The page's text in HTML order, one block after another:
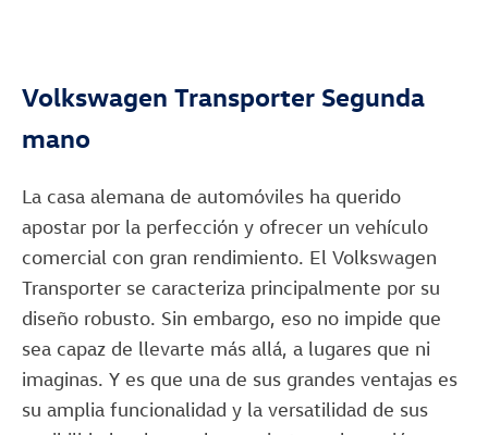
Volkswagen Transporter Segunda
mano
La casa alemana de automóviles ha querido
apostar por la perfección y ofrecer un vehículo
comercial con gran rendimiento. El Volkswagen
Transporter se caracteriza principalmente por su
diseño robusto. Sin embargo, eso no impide que
sea capaz de llevarte más allá, a lugares que ni
imaginas. Y es que una de sus grandes ventajas es
su amplia funcionalidad y la versatilidad de sus